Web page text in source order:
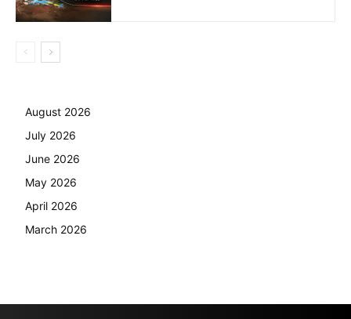
August 2026
July 2026
June 2026
May 2026
April 2026
March 2026